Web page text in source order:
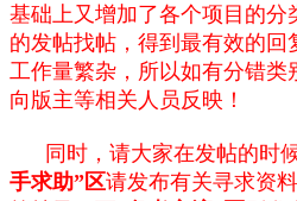
基础上又增加了各个项目的分
的发帖找帖，得到最有效的
工作量繁杂，所以如有分错类
向版主等相关人员反映！
同时，请大家在发帖的时候
手求助”区请发布有关寻求资